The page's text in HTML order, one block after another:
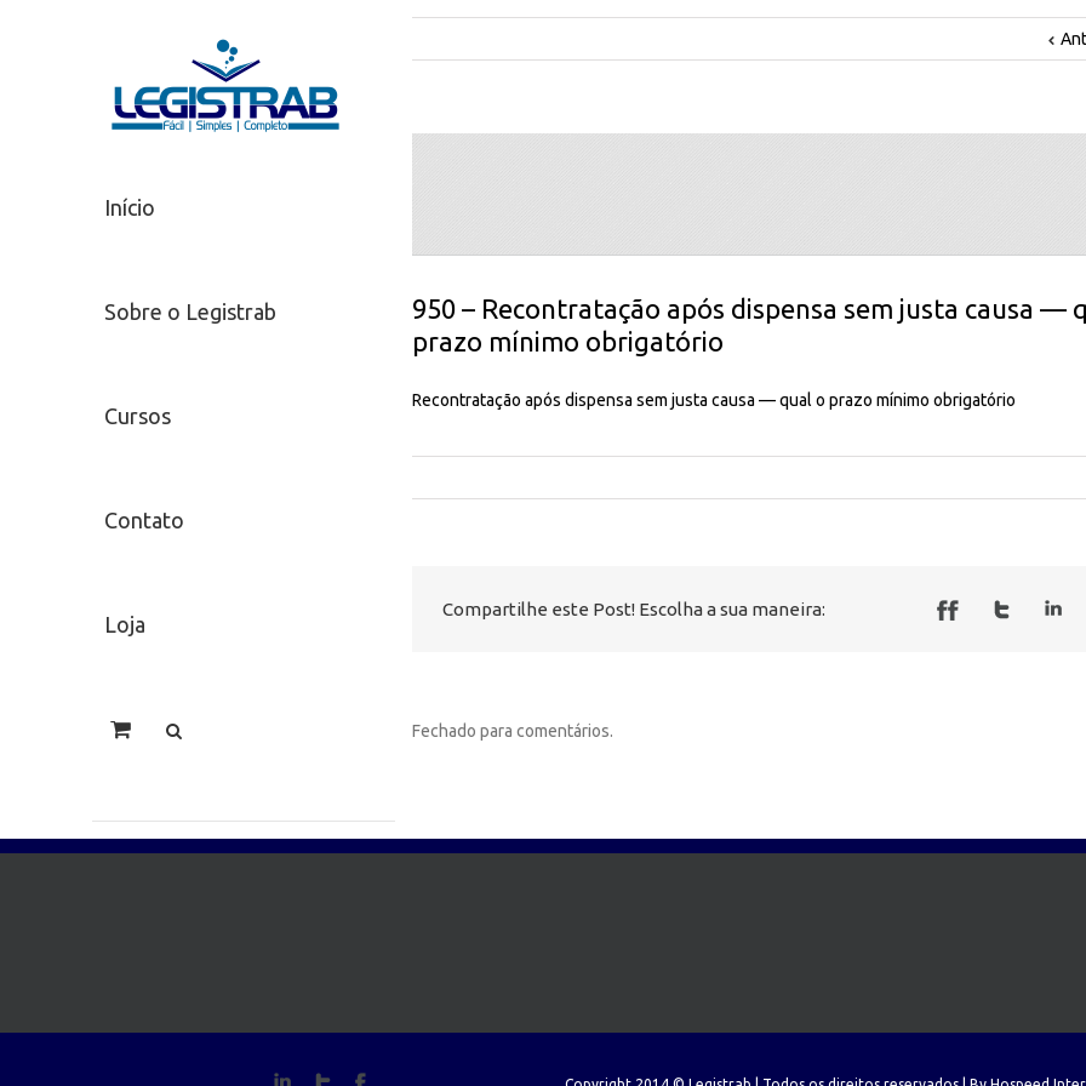
Início
Sobre o Legistrab
Cursos
Contato
Loja
950 – Recontratação após dispensa sem justa causa —
prazo mínimo obrigatório
Recontratação após dispensa sem justa causa — qual o prazo mínimo obrigatório
Compartilhe este Post! Escolha a sua maneira:
Fechado para comentários.